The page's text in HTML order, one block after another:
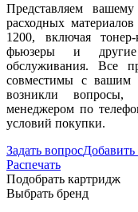
Представляем
расходных
1200, включая
фьюзеры и другие
обслуживания. Все
совместимы с вашим
возникли
менеджером по
условий покупки.
Задать вопрос
Распечать
Подобрать картридж
Выбрать бренд